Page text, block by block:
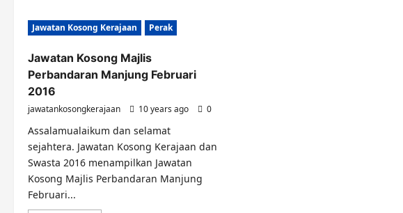
Jawatan Kosong Kerajaan Perak
Jawatan Kosong Majlis
Perbandaran Manjung Februari
2016
jawatankosongkerajaan 10 years ago 0
Assalamualaikum dan selamat
sejahtera. Jawatan Kosong Kerajaan dan
Swasta 2016 menampilkan Jawatan
Kosong Majlis Perbandaran Manjung
Februari...